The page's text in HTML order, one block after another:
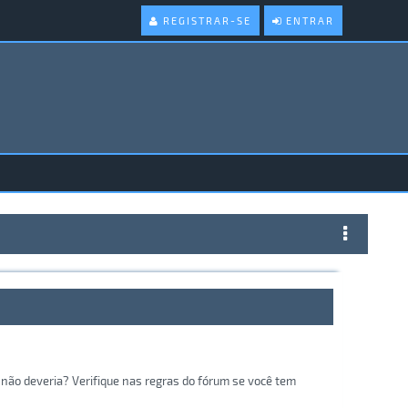
ENTRAR
REGISTRAR-SE
deveria? Verifique nas regras do fórum se você tem